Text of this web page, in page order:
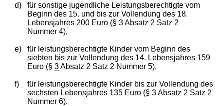
d)
für sonstige jugendliche Leistungsberechtigte vom
Beginn des 15. und bis zur Vollendung des 18.
Lebensjahres 200 Euro (§ 3Absatz 2 Satz 2
Nummer 4),
e)
für leistungsberechtigte Kinder vom Beginn des
siebten bis zur Vollendung des 14. Lebensjahres 159
Euro (§ 3Absatz 2 Satz 2 Nummer 5),
f)
für leistungsberechtigte Kinder bis zur Vollendung des
sechsten Lebensjahres 135 Euro (§ 3Absatz 2 Satz 2
Nummer 6).